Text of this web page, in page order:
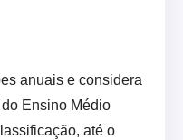
anuais e considera
Ensino Médio
até o